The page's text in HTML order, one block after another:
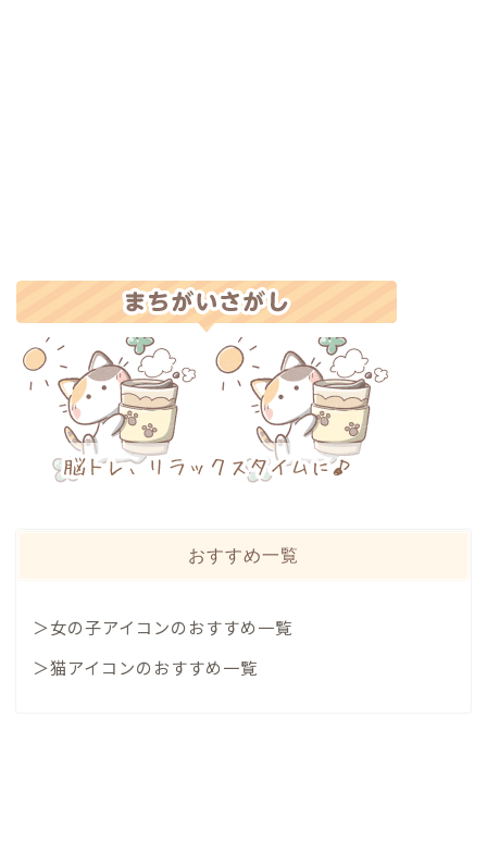
おすすめ一覧
＞女の子アイコンのおすすめ一覧
＞猫アイコンのおすすめ一覧